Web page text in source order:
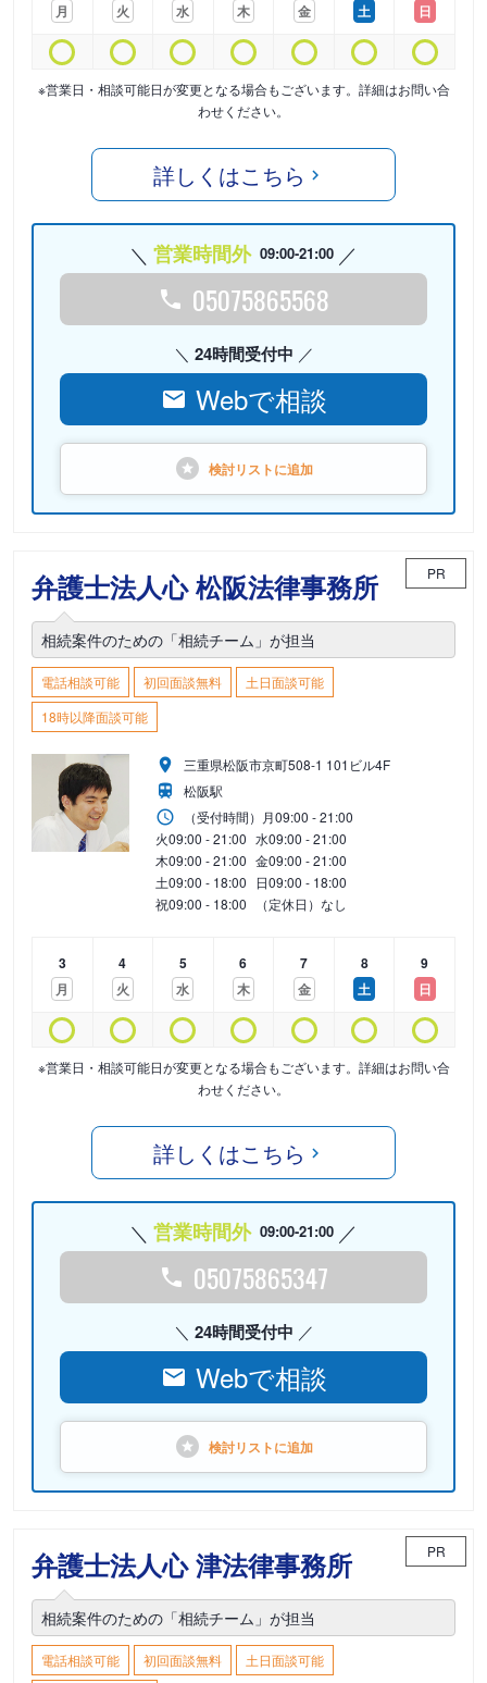
月
火
水
木
金
土
日
※営業日・相談可能日が変更となる場合もございます。詳細はお問い合
わせください。
詳しくはこちら
営業時間外 09:00-21:00
05075865568
24時間受付中
Webで相談
検討リストに追加
弁護士法人心 松阪法律事務所 PR
相続案件のための「相続チーム」が担当
電話相談可能 初回面談無料
土日面談可能
18時以降面談可能
三重県松阪市京町508-1 101ビル4F
松阪駅
（受付時間） 月09:00 - 21:00
火09:00 - 21:00 水09:00 - 21:00
木09:00 - 21:00 金09:00 - 21:00
土09:00 - 18:00 日09:00 - 18:00
祝09:00 - 18:00 （定休日）なし
3
月
4
火
5
水
6
木
7
金
8
土
9
日
※営業日・相談可能日が変更となる場合もございます。詳細はお問い合
わせください。
詳しくはこちら
営業時間外 09:00-21:00
05075865347
24時間受付中
Webで相談
検討リストに追加
弁護士法人心 津法律事務所 PR
相続案件のための「相続チーム」が担当
電話相談可能 初回面談無料 土日面談可能